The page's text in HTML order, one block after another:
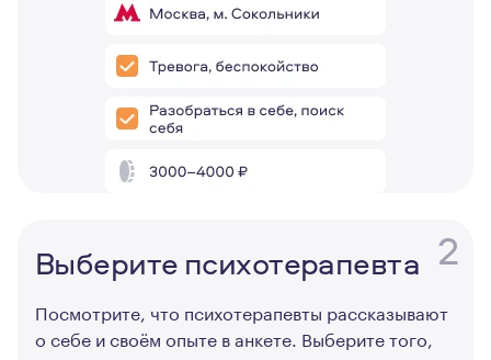
2
Выберите психотерапевта
Посмотрите, что психотерапевты рассказывают
о себе и своём опыте в анкете. Выберите того,